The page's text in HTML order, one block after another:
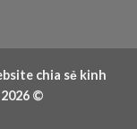
chia sẻ kinh
©